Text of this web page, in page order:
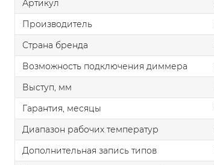
Артикул
Производитель
Страна бренда
Возможность подключения диммера
Выступ, мм
Гарантия, месяцы
Диапазон рабочих температур
Дополнительная запись типов